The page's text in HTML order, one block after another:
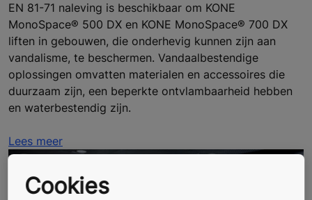
EN 81-71 naleving is beschikbaar om KONE
MonoSpace® 500 DX en KONE MonoSpace® 700 DX
liften in gebouwen, die onderhevig kunnen zijn aan
vandalisme, te beschermen. Vandaalbestendige
oplossingen omvatten materialen en accessoires die
duurzaam zijn, een beperkte ontvlambaarheid hebben
en waterbestendig zijn.
Lees meer
Cookies